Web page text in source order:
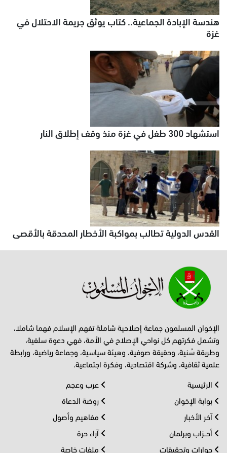
هندسة الإبادة الجماعية.. كتاب يوثق جريمة الاحتلال في
غزة
استشهاد 300 طفل في غزة منذ وقف إطلاق النار
القدس الدولية تطالب بمواكبة الأخطار المحدقة بالأقصى
الإخوان المسلمون جماعة إصلاحية شاملة تفهم الإسلام فهما شاملا،
وتشمل فكرتهم كل نواحي الإصلاح في الأمة، فهي دعوة سلفية،
وطريقة سُنية، وحقيقة صوفية، وهيئة سياسية، وجماعة رياضية، ورابطة
علمية ثقافية، وشركة اقتصادية، وفكرة اجتماعية.
الرئيسية
بوابة الإخوان
آخر الأخبار
أحــزاب وبرلمان
حوارات وتحقيقات
عرب وعجم
روضة الدعاة
مفاهيم وأصول
آراء حرة
ملفات خاصة